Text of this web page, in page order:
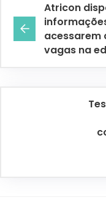
Atricon
acessarem
vagas na